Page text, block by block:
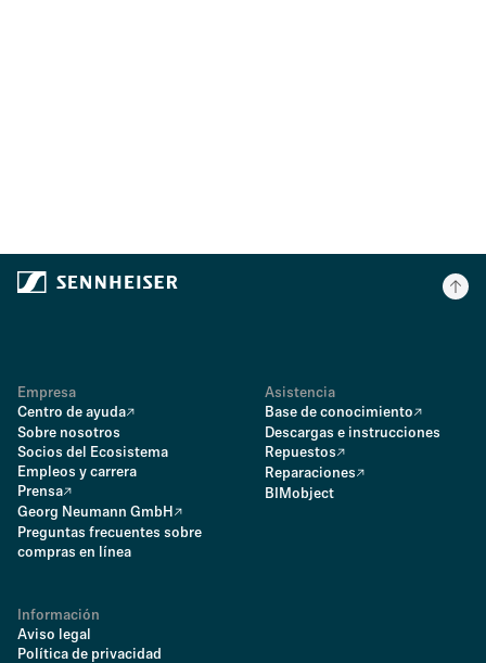
Empresa
Centro de ayuda
Sobre nosotros
Socios del Ecosistema
Empleos y carrera
Prensa
Georg Neumann GmbH
Preguntas frecuentes sobre
compras en línea
Asistencia
Base de conocimiento
Descargas e instrucciones
Repuestos
Reparaciones
BIMobject
Información
Aviso legal
Política de privacidad